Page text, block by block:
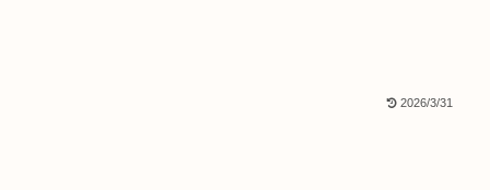
2026/3/31